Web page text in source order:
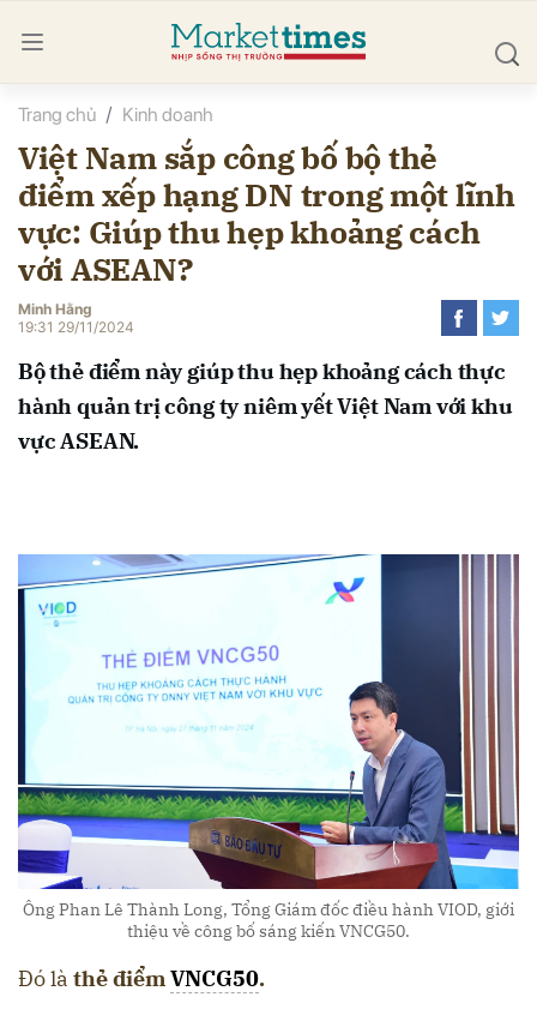
Trang chủ Kinh doanh
Việt Nam sắp công bố bộ thẻ
điểm xếp hạng DN trong một lĩnh
vực: Giúp thu hẹp khoảng cách
với ASEAN?
Minh Hằng
19:31 29/11/2024
Bộ thẻ điểm này giúp thu hẹp khoảng cách thực
hành quản trị công ty niêm yết Việt Nam với khu
vực ASEAN.
Ông Phan Lê Thành Long, Tổng Giám đốc điều hành VIOD, giới
thiệu về công bố sáng kiến VNCG50.
Đó là thẻ điểmVNCG50.
luận